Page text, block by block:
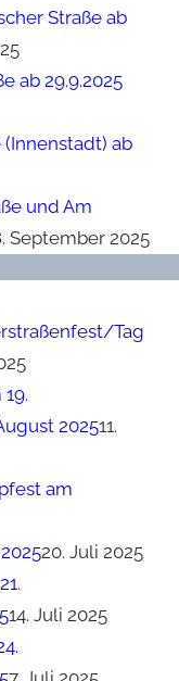
Straße ab
ab 29.9.2025
ab
und Am
September 2025
Tag
202511.
am
20. Juli 2025
14. Juli 2025